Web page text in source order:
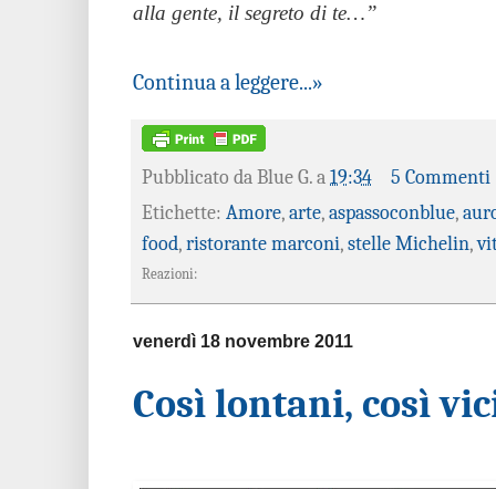
alla gente, il segreto di te…”
Continua a leggere...»
Pubblicato da Blue G. a 19:34
5 Commenti
Etichette: Amore, arte, aspassoconblue,
food, ristorante marconi, stelle Michelin,
Reazioni:
venerdì 18 novembre 2011
Così lontani, così